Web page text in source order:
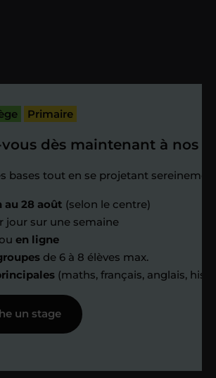
que tout s’est bien
des
réguliers
le travail et les progrès
Primaire
dès maintenant à nos
bases tout en se projetant
au 28 août (selon le centre)
jour sur une semaine
ouen ligne
de 6 à 8 élèves max.
(maths, français, anglais,
un stage